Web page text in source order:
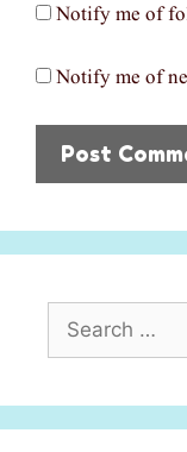
Notify me of
Notify me of